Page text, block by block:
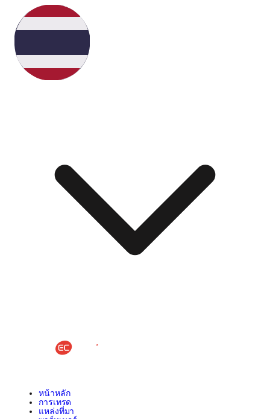
หน้าหลัก
การเทรด
แหล่งที่มา